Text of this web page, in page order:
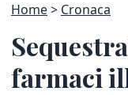
Home Cronaca
farmaci